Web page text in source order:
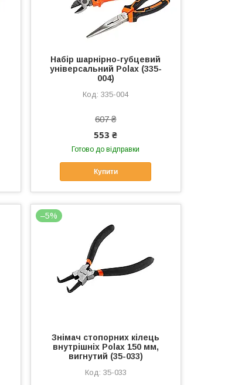
Набір шарнірно-губцевий
універсальний Polax (335-
004)
335-004
607 ₴
553 ₴
Готово до відправки
Купити
–5%
Знімач стопорних кілець
внутрішніх Polax 150 мм,
вигнутий (35-033)
35-033